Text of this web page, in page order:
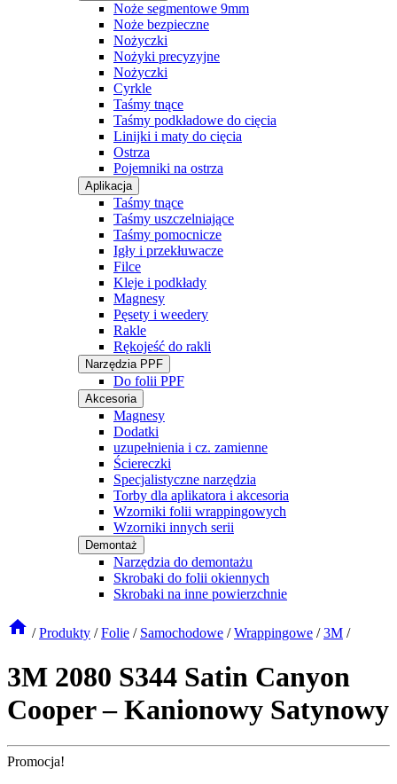
Noże segmentowe 9mm
Noże bezpieczne
Nożyczki
Nożyki precyzyjne
Nożyczki
Cyrkle
Taśmy tnące
Taśmy podkładowe do cięcia
Linijki i maty do cięcia
Ostrza
Pojemniki na ostrza
Aplikacja
Taśmy tnące
Taśmy uszczelniające
Taśmy pomocnicze
Igły i przekłuwacze
Filce
Kleje i podkłady
Magnesy
Pęsety i weedery
Rakle
Rękojeść do rakli
Narzędzia PPF
Do folii PPF
Akcesoria
Magnesy
Dodatki
uzupełnienia i cz. zamienne
Ściereczki
Specjalistyczne narzędzia
Torby dla aplikatora i akcesoria
Wzorniki folii wrappingowych
Wzorniki innych serii
Demontaż
Narzędzia do demontażu
Skrobaki do folii okiennych
Skrobaki na inne powierzchnie
/ Produkty / Folie / Samochodowe / Wrappingowe / 3M /
3M 2080 S344 Satin Canyon
Cooper – Kanionowy Satynowy
Promocja!